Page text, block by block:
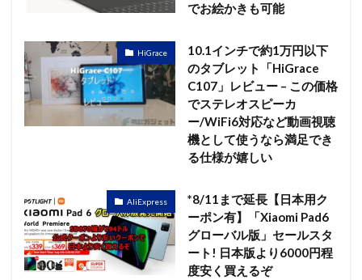
でお絵かきも可能
HiGrace
10.1インチで約1万円以下
のタブレット「HiGrace
C107」レビュー – この価格
でステレオスピーカ
ー/WiFi6対応など動画視聴
機として使うなら満足でき
る仕様が嬉しい
AliExpress
*8/11まで延長【日本用ク
ーポン有】「Xiaomi Pad6
グローバル版」セールスタ
ート! 日本版より6000円程
度安く買えるぞ